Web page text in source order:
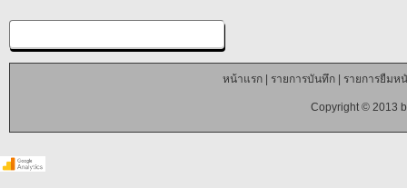
หน้าแรก| รายการบันทึก| รายการยืมห
Copyright © 2013